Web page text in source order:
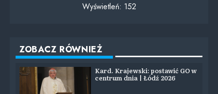
Wyświetleń: 152
ZOBACZ RÓWNIEŻ
Kard. Krajewski: postawić GO w
centrum dnia | Łódź 2026